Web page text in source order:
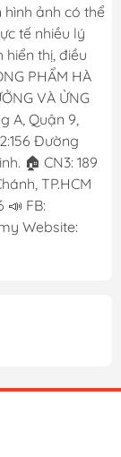
ảnh có thể
tế nhiều lý
thị, điều
PHẨM HÀ
VÀ ỬNG
A, Quận 9,
Đường
🏠 CN3: 189
TP.HCM
📣 FB:
Website: